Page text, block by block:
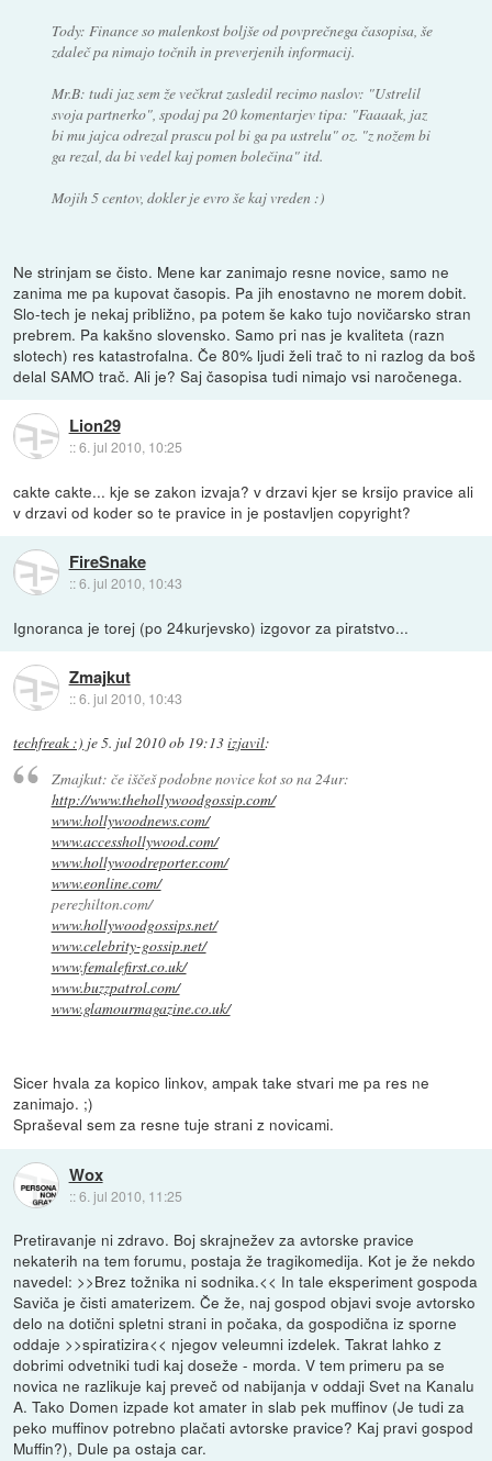
Tody: Finance so malenkost boljše od povprečnega časopisa, še
zdaleč pa nimajo točnih in preverjenih informacij.
Mr.B: tudi jaz sem že večkrat zasledil recimo naslov: "Ustrelil
svoja partnerko", spodaj pa 20 komentarjev tipa: "Faaaak, jaz
bi mu jajca odrezal prascu pol bi ga pa ustrelu" oz. "z nožem bi
ga rezal, da bi vedel kaj pomen bolečina" itd.
Mojih 5 centov, dokler je evro še kaj vreden :)
Ne strinjam se čisto. Mene kar zanimajo resne novice, samo ne
zanima me pa kupovat časopis. Pa jih enostavno ne morem dobit.
Slo-tech je nekaj približno, pa potem še kako tujo novičarsko stran
prebrem. Pa kakšno slovensko. Samo pri nas je kvaliteta (razn
slotech) res katastrofalna. Če 80% ljudi želi trač to ni razlog da boš
delal SAMO trač. Ali je? Saj časopisa tudi nimajo vsi naročenega.
Lion29
::6. jul 2010, 10:25
cakte cakte... kje se zakon izvaja? v drzavi kjer se krsijo pravice ali
v drzavi od koder so te pravice in je postavljen copyright?
FireSnake
::6. jul 2010, 10:43
Ignoranca je torej (po 24kurjevsko) izgovor za piratstvo...
Zmajkut
::6. jul 2010, 10:43
techfreak :) je5. jul 2010 ob 19:13izjavil:
Zmajkut: če iščeš podobne novice kot so na 24ur:
http://www.thehollywoodgossip.com/
www.hollywoodnews.com/
www.accesshollywood.com/
www.hollywoodreporter.com/
www.eonline.com/
perezhilton.com/
www.hollywoodgossips.net/
www.celebrity-gossip.net/
www.femalefirst.co.uk/
www.buzzpatrol.com/
www.glamourmagazine.co.uk/
Sicer hvala za kopico linkov, ampak take stvari me pa res ne
zanimajo. ;)
Spraševal sem za resne tuje strani z novicami.
Wox
::6. jul 2010, 11:25
Pretiravanje ni zdravo. Boj skrajnežev za avtorske pravice
nekaterih na tem forumu, postaja že tragikomedija. Kot je že nekdo
navedel: >>Brez tožnika ni sodnika.<< In tale eksperiment gospoda
Saviča je čisti amaterizem. Če že, naj gospod objavi svoje avtorsko
delo na dotični spletni strani in počaka, da gospodična iz sporne
oddaje >>spiratizira<< njegov veleumni izdelek. Takrat lahko z
dobrimi odvetniki tudi kaj doseže - morda. V tem primeru pa se
novica ne razlikuje kaj preveč od nabijanja v oddaji Svet na Kanalu
A. Tako Domen izpade kot amater in slab pek muffinov (Je tudi za
peko muffinov potrebno plačati avtorske pravice? Kaj pravi gospod
Muffin?), Dule pa ostaja car.